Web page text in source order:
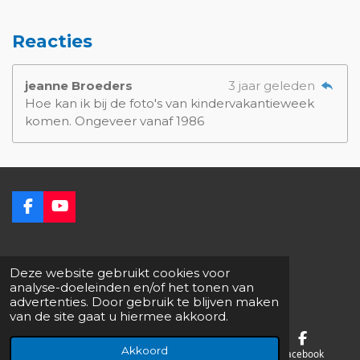
Deze website gebruikt cookies voor
analyse-doeleinden en/of het tonen van
advertenties. Door gebruik te blijven maken
van de site gaat u hiermee akkoord.
Akkoord
Reacties
jeanne Broeders
3 jaar geleden
Hoe kan ik bij de foto's van kindervakantieweek
komen. Ongeveer vanaf 1986
F
a
b
o
o
k
Y
o
u
b
e
Privacyverklaring
Telefoonnummer Facebook